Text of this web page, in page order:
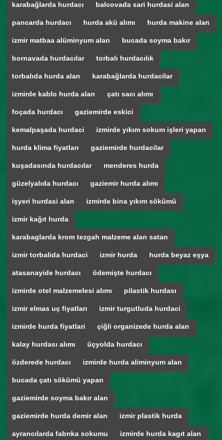
karabağlarda hurdacı balcovada sari hurdasi alan
pancarda hurdacı hurda akü alımı hurda makine alan
izmir matbaa alüminyum alan bucada soyma bakır
bornavada hurdacılar torbalı hurdacılık
torbalıda hurda alan karabağlarda hurdacilar
izmirde kablo hurda alan çatı sacı alımı
foçada hurdacı gaziemirde eskici
kemalpaşada hurdaci izmirde yıkım sokum işleri yapan
hurda klima fiyatları gaziemirde hurdacilar
kuşadasında hurdacılar menderes hurda
güzelyalıda hurdacı gaziemir hurda alımı
işyeri hurdasi alan izmirde bina yıkım sökümü
izmir kağıt hurda
karabaglarda krom tezgah malzeme alan satan
izmir torbalida hurdaci izmir hurda hurda beyaz eşya
atasanayide hurdacı ödemişte hurdacı
izmirde otel malzemelesi alımı pilastik hurdası
izmir elmas uç fiyatları izmir turgutluda hurdaci
izmirde hurda fiyatlari çiğli organizede hurda alan
kalay hurdası alımı üçyolda hurdacı
özderede hurdacı izmirde hurda aliminyum alan
bucada çatı sökümü yapan
gaziemirde soyma bakır alan
gaziemirde hurda demir alan izmir plastik hurda
ayrancılarda fabrıka sokumu izmirde hurda kagıt alan